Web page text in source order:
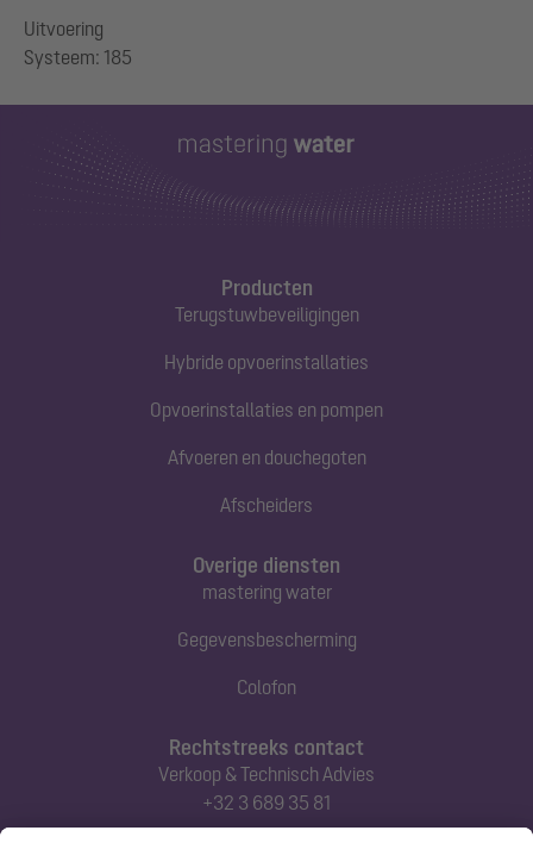
Uitvoering
Producten
Terugstuwbeveiligingen
Hybride opvoerinstallaties
Opvoerinstallaties en pompen
Afvoeren en douchegoten
Afscheiders
Rechtstreeks contact
Verkoop & Technisch Advies
+32 3 689 35 81
Overige diensten
mastering water
Gegevensbescherming
Colofon